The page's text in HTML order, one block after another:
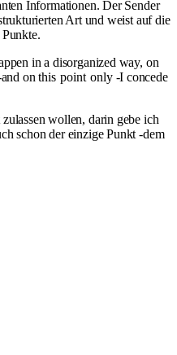
Informationen. Der Sender
Art und weist auf die
in a disorganized way, on
on this point only -I concede
wollen, darin gebe ich
schon der einzige Punkt -dem